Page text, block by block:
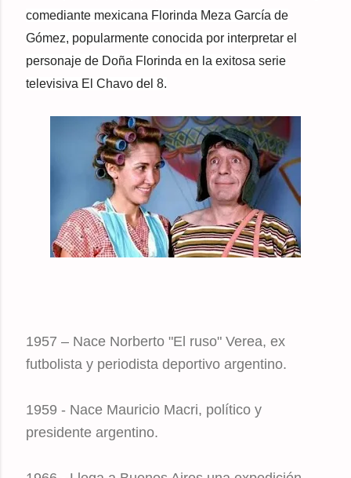
comediante mexicana Florinda Meza García de
Gómez, popularmente conocida por interpretar el
personaje de Doña Florinda en la exitosa serie
televisiva El Chavo del 8.
1957 – Nace Norberto "El ruso" Verea, ex
futbolista y periodista deportivo argentino.
1959 - Nace Mauricio Macri, político y
presidente argentino.